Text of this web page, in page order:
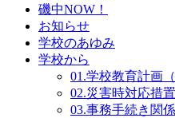
磯中NOW！
お知らせ
学校のあゆみ
学校から
01.学校教育計画
02.災害時対応措
03.事務手続き関係